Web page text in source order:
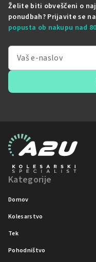
Želite biti obveščeni o
ponudbah? Prijavite se
popusta ob nakupu nad
Kategorije
Domov
Kolesarstvo
Tek
Pohodništvo